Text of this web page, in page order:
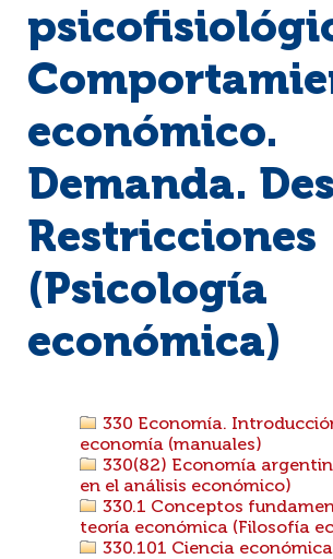
económico.
Demanda.
Restricciones
(Psicología
económica)
330 Economía.
economía (manuales)
330(82) Economía
en el análisis económico)
330.1 Conceptos
teoría económica (Filosofía
330.101 Ciencia